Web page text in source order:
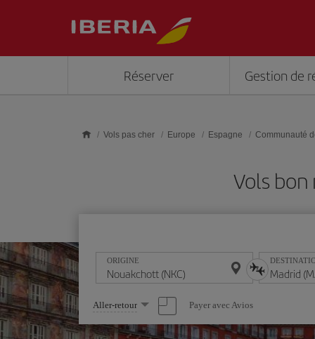
Réserver Gestion de
Vols pas cher Europe Espagne Communauté
Vols
ORIGINE
Sélectionnez
une
option
Aller-retour Payer avec Avios